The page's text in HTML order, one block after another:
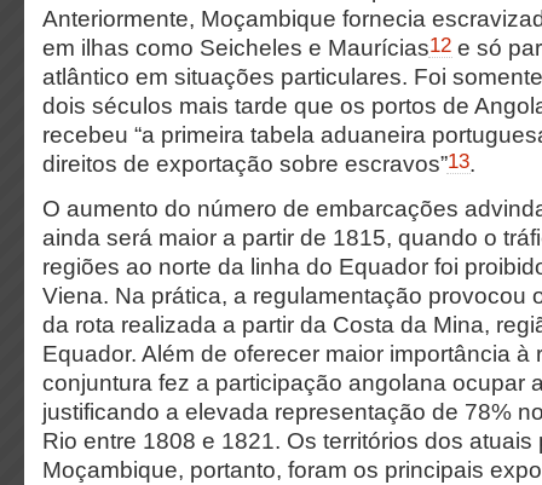
Anteriormente, Moçambique fornecia
em ilhas como Seicheles e Maurícias12 e só
atlântico em situações particulares. Foi
dois séculos mais tarde que os portos de
recebeu “a primeira tabela aduaneira
direitos de exportação sobre escravos”13.
O aumento do número de embarcações
ainda será maior a partir de 1815, quando o
regiões ao norte da linha do Equador foi
Viena. Na prática, a regulamentação provocou
da rota realizada a partir da Costa da Mina,
Equador. Além de oferecer maior importância à
conjuntura fez a participação angolana ocupar
justificando a elevada representação de 78%
Rio entre 1808 e 1821. Os territórios dos
Moçambique, portanto, foram os principais